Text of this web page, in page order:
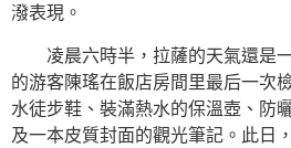
潑表現。
凌晨六時半，拉薩的天氣還是
的游客陳瑤在飯店房間里最后一次
水徒步鞋、裝滿熱水的保溫壺、防
及一本皮質封面的觀光筆記。此日